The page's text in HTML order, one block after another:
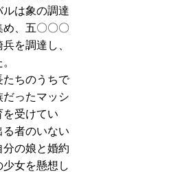
は象の調達
、五〇〇〇
を調達し、
ちのうちで
ったマッシ
を受けてい
者のいない
の娘と婚約
女を懸想し